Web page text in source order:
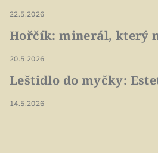
22.5.2026
Hořčík: minerál, který
20.5.2026
Leštidlo do myčky:
14.5.2026